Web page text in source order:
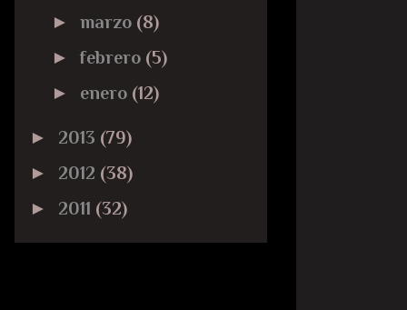
► marzo (8)
► febrero (5)
► enero (12)
► 2013 (79)
► 2012 (38)
► 2011 (32)